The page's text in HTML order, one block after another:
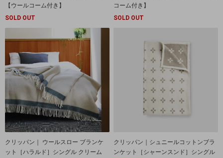
【ウールコーム付き】
SOLD OUT
コーム付き】
SOLD OUT
クリッパン｜ ウールスロー ブランケ
ット［ハラルド］シングル クリーム
クリッパン｜シュニールコットンブラ
ンケット［シャーンスンド］シングル